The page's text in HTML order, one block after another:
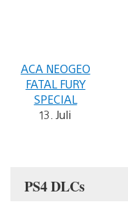
ACA NEOGEO
FATAL FURY
SPECIAL
13. Juli
PS4 DLCs